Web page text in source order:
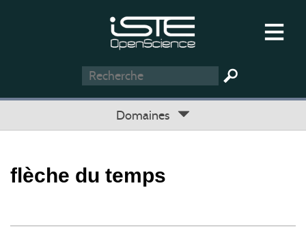
Domaines
flèche du temps